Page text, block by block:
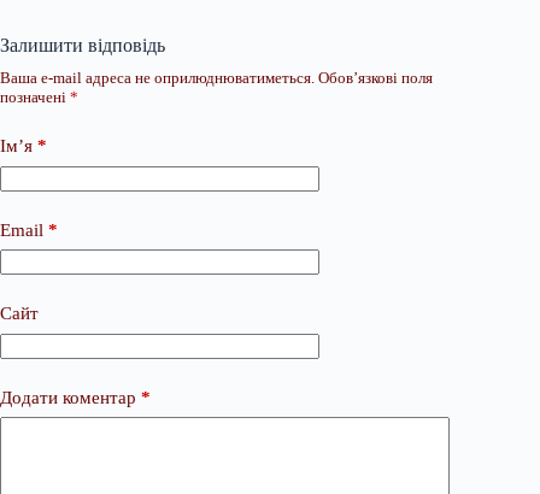
Залишити відповідь
Ваша e-mail адреса не оприлюднюватиметься. Обов’язкові поля
позначені *
Ім’я *
Email *
Сайт
Додати коментар *